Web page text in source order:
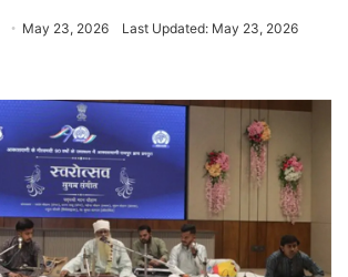
May 23, 2026 Last Updated: May 23, 2026